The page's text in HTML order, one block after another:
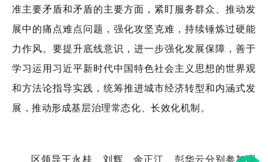
准主要矛盾和矛盾的主要方面，紧盯服务群众、推动发
展中的痛点难点问题，强化攻坚克难，持续锤炼过硬能
力作风。要提升底线意识，进一步强化发展保障，善于
学习运用习近平新时代中国特色社会主义思想的世界观
和方法论指导实践，统筹推进城市经济转型和内涵式发
展，推动形成基层治理常态化、长效化机制。
区领导王永桂、刘辉、余正江、 彭华云分别参加调